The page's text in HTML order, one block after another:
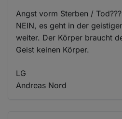
Angst vorm Sterben / Tod???
NEIN, es geht in der
weiter. Der Körper braucht
Geist keinen Körper.
LG
Andreas Nord